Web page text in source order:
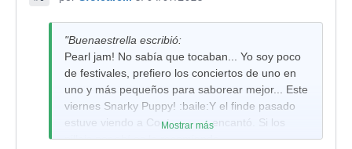
"Buenaestrella escribió:
Pearl jam! No sabía que tocaban... Yo soy poco
de festivales, prefiero los conciertos de uno en
uno y más pequeños para saborear mejor... Este
viernes Snarky Puppy! :baile:Y el finde pasado
estuve viendo a Coetus y me encantó. Si los
pillais por ahí os lo recomiendo.
Mostrar más